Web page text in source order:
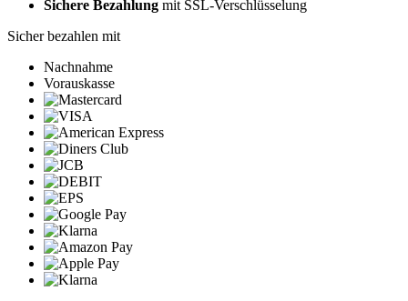
Sichere Bezahlung mit SSL-Verschlüsselung
Sicher bezahlen mit
Nachnahme
Vorauskasse